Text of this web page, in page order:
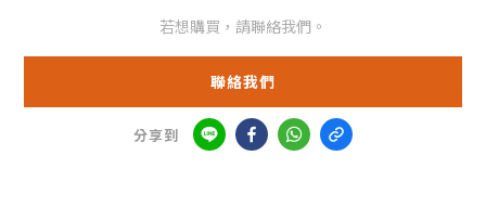
若想購買，請聯絡我們。
聯絡我們
分享到